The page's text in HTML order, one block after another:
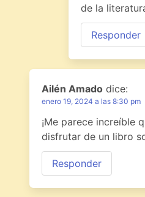
de la
Responder
Ailén Amado dice:
enero 19, 2024 a las 8:30 pm
¡Me parece increíble
disfrutar de un libro
Responder